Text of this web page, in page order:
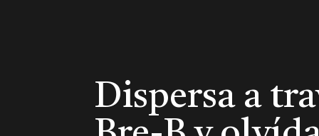
Dispersa a